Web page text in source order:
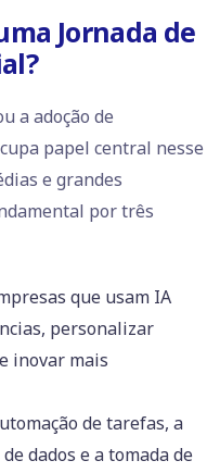
Jornada de
a adoção de
papel central nesse
e grandes
por três
que usam IA
personalizar
inovar mais
de tarefas, a
dados e a tomada de